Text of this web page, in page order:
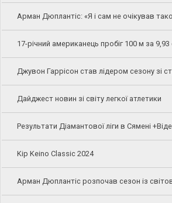
Арман Дюплантіс: «Я і сам не очікував
17-річний американець пробіг 100 м за 9,93
Джувон Гаррісон став лідером сезону зі
Дайджест новин зі світу легкої атлетики
Результати Діамантової ліги в Сямені
Kip Keino Classic 2024
Арман Дюплантіс розпочав сезон із